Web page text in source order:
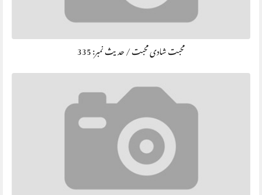
محبت شادی محبت / حديث نمبر: 335